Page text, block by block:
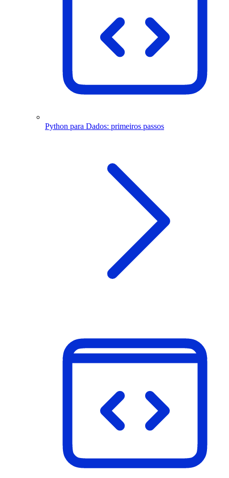
Python para Dados: primeiros passos